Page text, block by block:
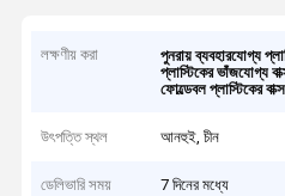
লক্ষণীয় করা পুনরায় ব্যবহারযোগ্য
প্লাস্টিকের ভাঁজযোগ্য
ফোল্ডেবল প্লাস্টিকের
উৎপত্তি স্থল আনহুই, চীন
ডেলিভারি সময় 7 দিনের মধ্যে